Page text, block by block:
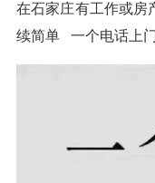
在石家庄有工作或房
续简单 一个电话上